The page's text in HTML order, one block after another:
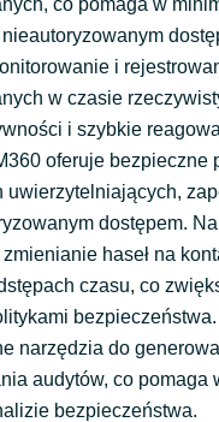
co pomaga w
i
w czasie
i szybkie
oferuje bezpieczne
uwierzytelniających,
dostępem.
haseł na
czasu, co
narzędzia do
audytów, co pomaga
bezpieczeństwa.